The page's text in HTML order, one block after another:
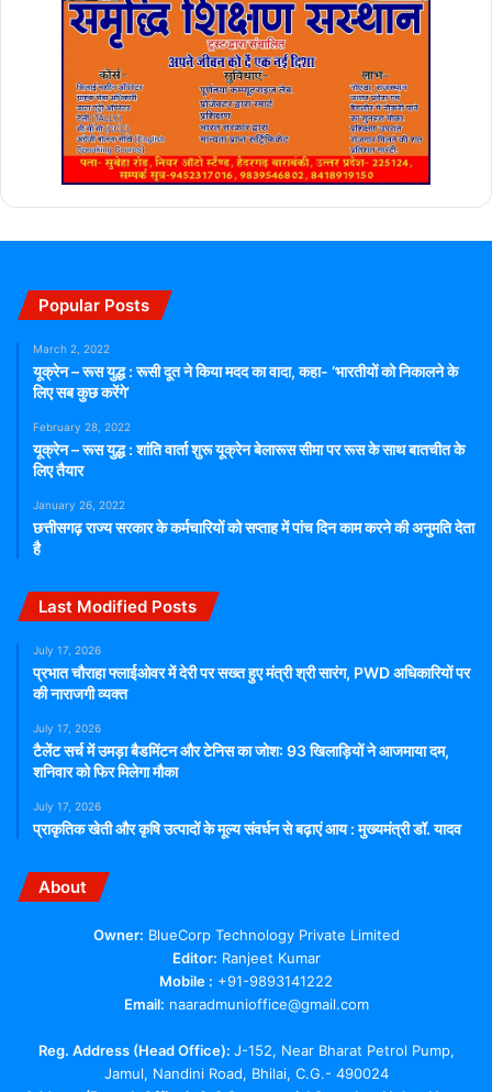
Popular Posts
March 2, 2022
यूक्रेन – रूस युद्ध : रूसी दूत ने किया मदद का वादा, कहा- ‘भारतीयों को निकालने के
लिए सब कुछ करेंगे’
February 28, 2022
यूक्रेन – रूस युद्ध : शांति वार्ता शुरू यूक्रेन बेलारूस सीमा पर रूस के साथ बातचीत के
लिए तैयार
January 26, 2022
छत्तीसगढ़ राज्य सरकार के कर्मचारियों को सप्ताह में पांच दिन काम करने की अनुमति देता
है
Last Modified Posts
July 17, 2026
प्रभात चौराहा फ्लाईओवर में देरी पर सख्त हुए मंत्री श्री सारंग, PWD अधिकारियों पर
की नाराजगी व्यक्त
July 17, 2026
टैलेंट सर्च में उमड़ा बैडमिंटन और टेनिस का जोश: 93 खिलाड़ियों ने आजमाया दम,
शनिवार को फिर मिलेगा मौका
July 17, 2026
प्राकृतिक खेती और कृषि उत्पादों के मूल्य संवर्धन से बढ़ाएं आय : मुख्यमंत्री डॉ. यादव
About
Owner: BlueCorp Technology Private Limited
Editor: Ranjeet Kumar
Mobile : +91-9893141222
Email: naaradmunioffice@gmail.com
Reg. Address (Head Office): J-152, Near Bharat Petrol Pump,
Jamul, Nandini Road, Bhilai, C.G.- 490024